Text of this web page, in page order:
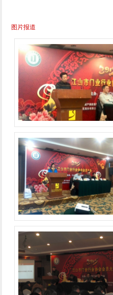
图片报道